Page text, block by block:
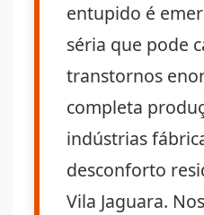
entupido é
séria que pode
transtornos
completa
indústrias
desconforto
Vila Jaguara.